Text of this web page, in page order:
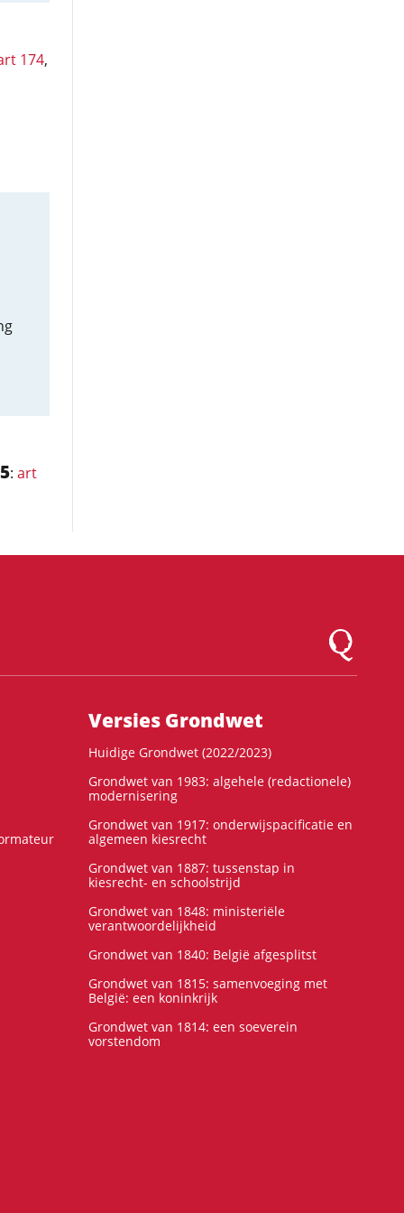
174,
: art
Logo
Versies Grondwet
Huidige Grondwet (2022/2023)
Grondwet van 1983: algehele (redactionele)
modernisering
Grondwet van 1917: onderwijspacificatie en
algemeen kiesrecht
Grondwet van 1887: tussenstap in
kiesrecht- en schoolstrijd
Grondwet van 1848: ministeriële
verantwoordelijkheid
Grondwet van 1840: België afgesplitst
Grondwet van 1815: samenvoeging met
België: een koninkrijk
Grondwet van 1814: een soeverein
vorstendom